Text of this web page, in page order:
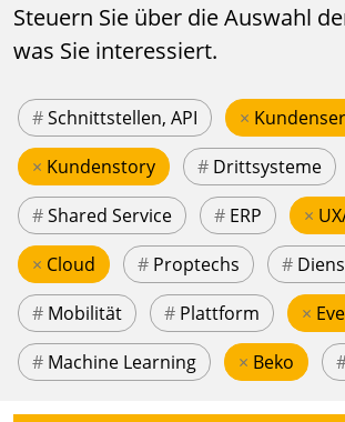
Steuern Sie über die Auswahl
was Sie interessiert.
#Schnittstellen, API ×
× Kundenstory # Drittsysteme
#Shared Service # ERP ×
× Cloud # Proptechs #
# Mobilität # Plattform ×
# Machine Learning × Beko